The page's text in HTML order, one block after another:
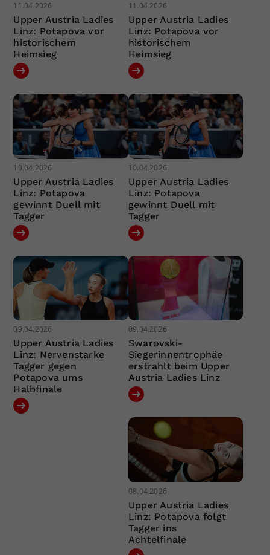
11.04.2026
Upper Austria Ladies
Linz: Potapova vor
historischem
Heimsieg
11.04.2026
Upper Austria Ladies
Linz: Potapova vor
historischem
Heimsieg
10.04.2026
Upper Austria Ladies
Linz: Potapova
gewinnt Duell mit
Tagger
10.04.2026
Upper Austria Ladies
Linz: Potapova
gewinnt Duell mit
Tagger
09.04.2026
Upper Austria Ladies
Linz: Nervenstarke
Tagger gegen
Potapova ums
Halbfinale
09.04.2026
Swarovski-
Siegerinnentrophäe
erstrahlt beim Upper
Austria Ladies Linz
08.04.2026
Upper Austria Ladies
Linz: Potapova folgt
Tagger ins
Achtelfinale